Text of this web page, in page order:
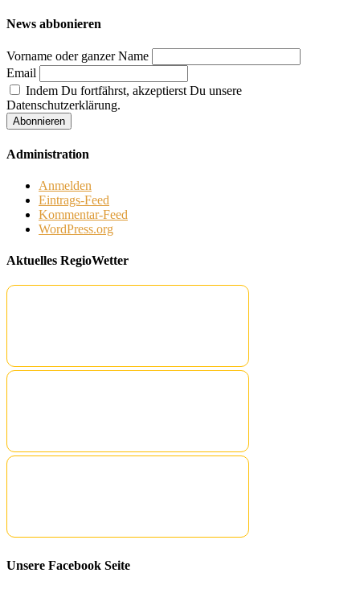
News abbonieren
Vorname oder ganzer Name
Email
Indem Du fortfährst, akzeptierst Du unsere
Datenschutzerklärung.
Administration
Anmelden
Eintrags-Feed
Kommentar-Feed
WordPress.org
Aktuelles RegioWetter
Unsere Facebook Seite